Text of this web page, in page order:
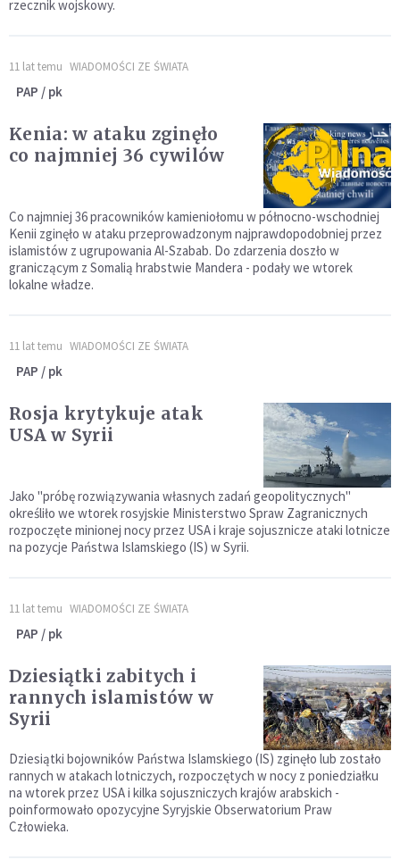
rzecznik wojskowy.
11 lat temu WIADOMOŚCI ZE ŚWIATA
PAP / pk
Kenia: w ataku zginęło
co najmniej 36 cywilów
Co najmniej 36 pracowników kamieniołomu w północno-wschodniej
Kenii zginęło w ataku przeprowadzonym najprawdopodobniej przez
islamistów z ugrupowania Al-Szabab. Do zdarzenia doszło w
graniczącym z Somalią hrabstwie Mandera - podały we wtorek
lokalne władze.
11 lat temu WIADOMOŚCI ZE ŚWIATA
PAP / pk
Rosja krytykuje atak
USA w Syrii
Jako "próbę rozwiązywania własnych zadań geopolitycznych"
określiło we wtorek rosyjskie Ministerstwo Spraw Zagranicznych
rozpoczęte minionej nocy przez USA i kraje sojusznicze ataki lotnicze
na pozycje Państwa Islamskiego (IS) w Syrii.
11 lat temu WIADOMOŚCI ZE ŚWIATA
PAP / pk
Dziesiątki zabitych i
rannych islamistów w
Syrii
Dziesiątki bojowników Państwa Islamskiego (IS) zginęło lub zostało
rannych w atakach lotniczych, rozpoczętych w nocy z poniedziałku
na wtorek przez USA i kilka sojuszniczych krajów arabskich -
poinformowało opozycyjne Syryjskie Obserwatorium Praw
Człowieka.